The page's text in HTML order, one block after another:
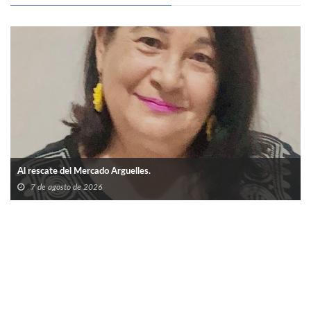
Al rescate del Mercado Arguelles.
7 de agosto de 2026